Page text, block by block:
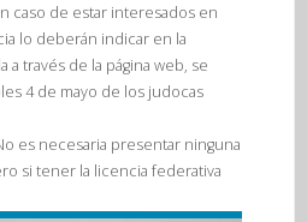
caso de estar interesados en
lo deberán indicar en la
a través de la página web, se
4 de mayo de los judocas
es necesaria presentar ninguna
si tener la licencia federativa